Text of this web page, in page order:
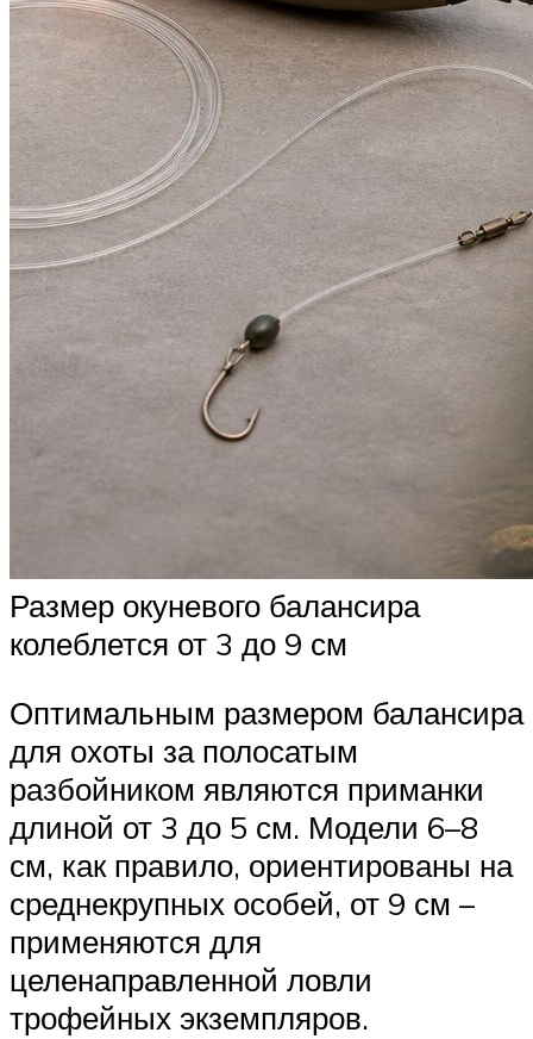
Размер окуневого балансира
колеблется от 3 до 9 см
Оптимальным размером балансира
для охоты за полосатым
разбойником являются приманки
длиной от 3 до 5 см. Модели 6–8
см, как правило, ориентированы на
среднекрупных особей, от 9 см –
применяются для
целенаправленной ловли
трофейных экземпляров.